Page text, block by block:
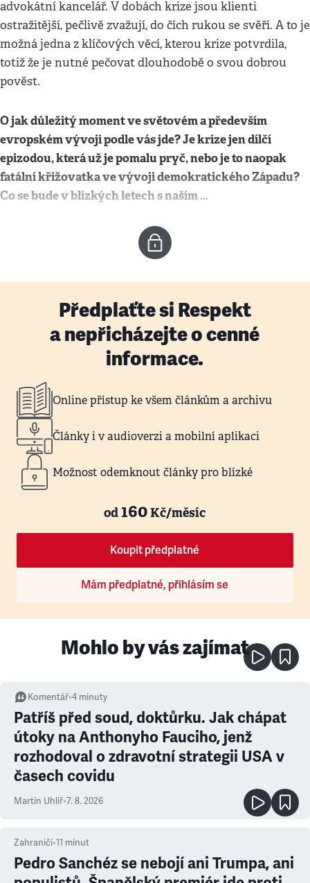
advokátní kancelář. V dobách krize jsou klienti
ostražitější, pečlivě zvažují, do čích rukou se svěří. A to je
možná jedna z klíčových věcí, kterou krize potvrdila,
totiž že je nutné pečovat dlouhodobě o svou dobrou
pověst.
O jak důležitý moment ve světovém a především
evropském vývoji podle vás jde? Je krize jen dílčí
epizodou, která už je pomalu pryč, nebo je to naopak
fatální křižovatka ve vývoji demokratického Západu?
Co se bude v blízkých letech s naším …
Předplaťte si Respekt
a nepřicházejte o cenné
informace.
Online přístup ke všem článkům a archivu
Články i v audioverzi a mobilní aplikaci
Možnost odemknout články pro blízké
od160Kč/měsíc
Koupit předplatné
Mám předplatné, přihlásím se
Mohlo by vás zajímat
Komentář•4 minuty
Patříš před soud, doktůrku. Jak chápat
útoky na Anthonyho Fauciho, jenž
rozhodoval o zdravotní strategii USA v
časech covidu
Martin Uhlíř•7. 8. 2026
Zahraničí•11 minut
Pedro Sanchéz se nebojí ani Trumpa, ani